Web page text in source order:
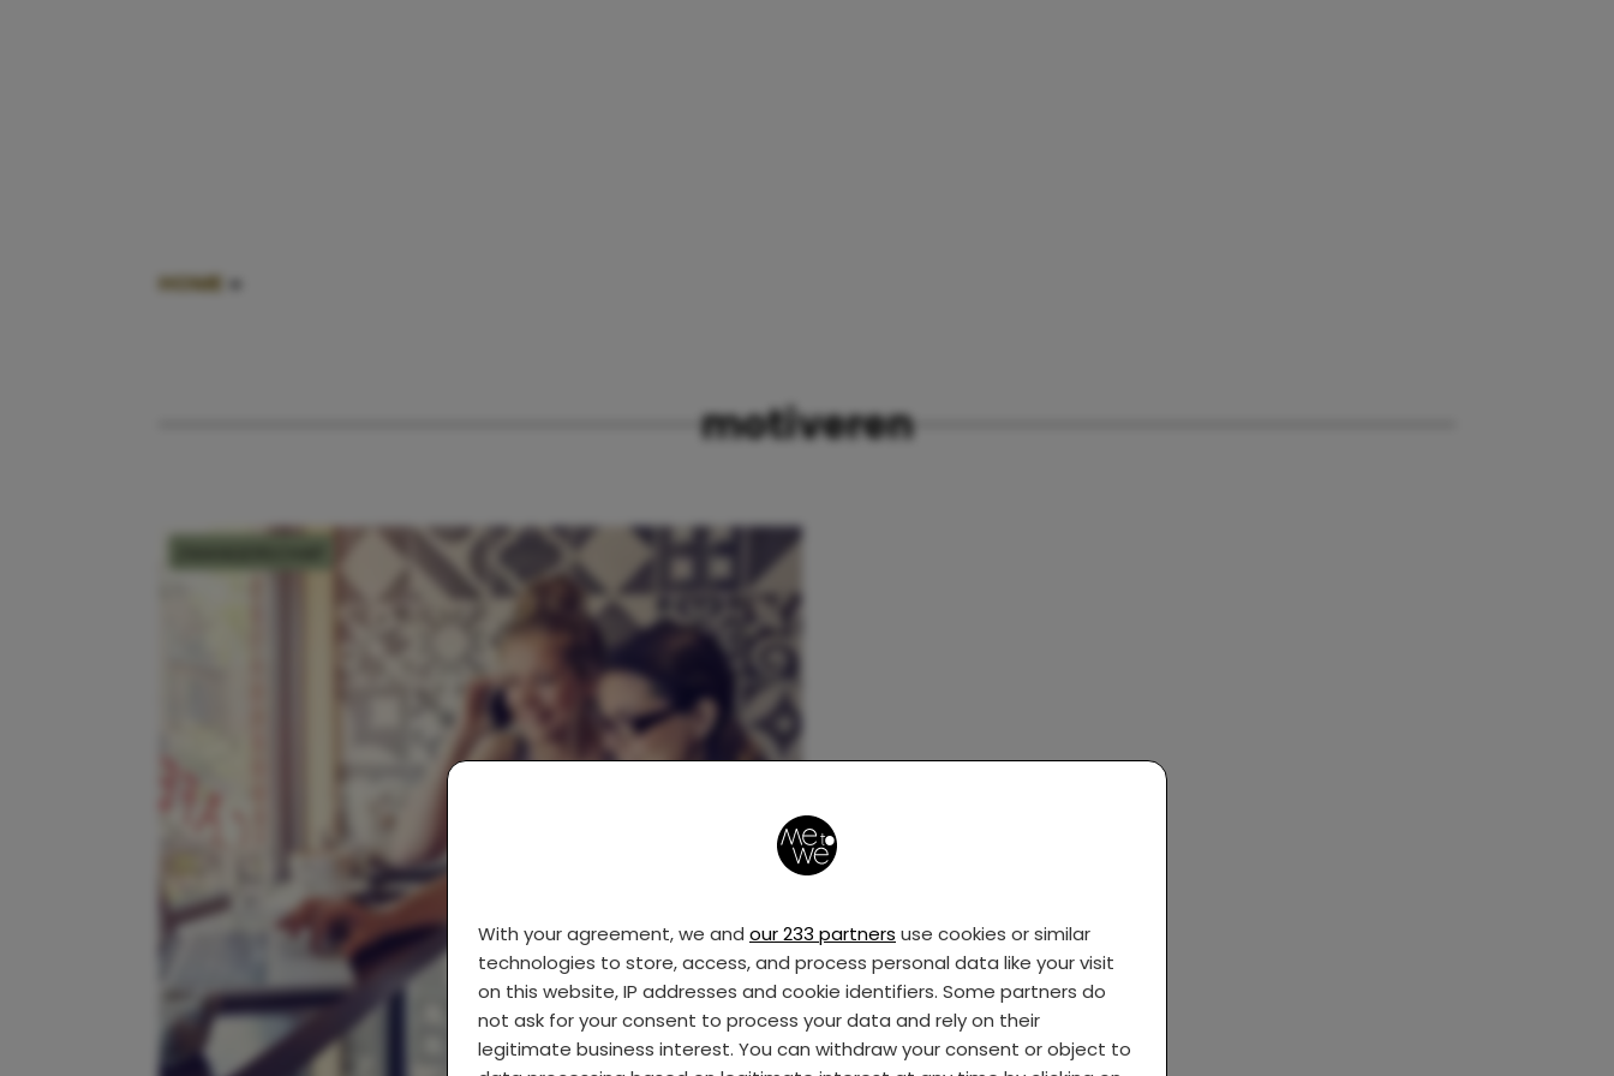
With your agreement, we and our 233 partners use cookies or similar
technologies to store, access, and process personal data like your visit
on this website, IP addresses and cookie identifiers. Some partners do
not ask for your consent to process your data and rely on their
legitimate business interest. You can withdraw your consent or object to
HOME »
motiveren